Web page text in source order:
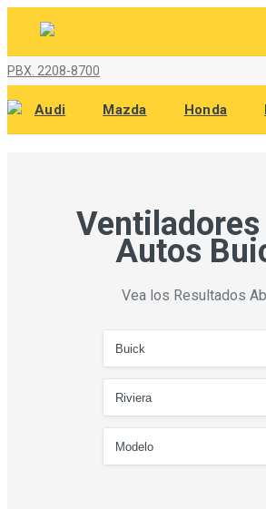
PBX. 2208-8700
Audi Mazda Honda
Ventiladores
Autos
Vea los Resultados